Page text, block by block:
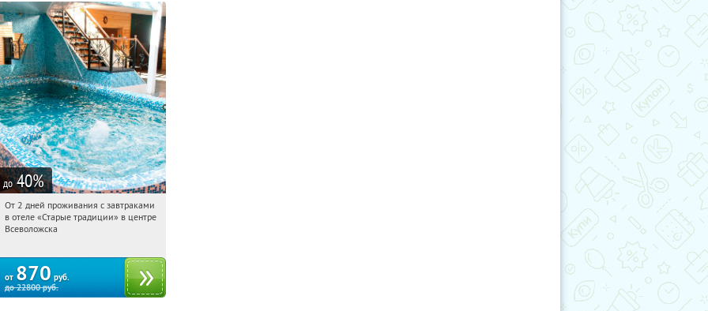
до 40%
13:43:51 Купили:123
Ленинградская обл., г. Всеволожск, ул.
От 2 дней проживания с завтраками
в отеле «Старые традиции» в центре
Всеволожска
от 870 руб.
до22800руб.